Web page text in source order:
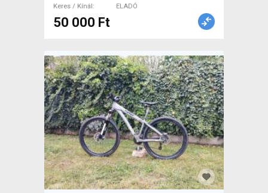
Keres / Kínál
ELADÓ
50 000 Ft